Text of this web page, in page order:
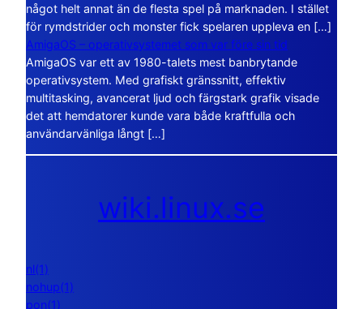
något helt annat än de flesta spel på marknaden. I stället
för rymdstrider och monster fick spelaren uppleva en […]
AmigaOS – operativsystemet som var före sin tid
AmigaOS var ett av 1980-talets mest banbrytande
operativsystem. Med grafiskt gränssnitt, effektiv
multitasking, avancerat ljud och färgstark grafik visade
det att hemdatorer kunde vara både kraftfulla och
användarvänliga långt […]
wiki.linux.se
nl(1)
nohup(1)
pon(1)